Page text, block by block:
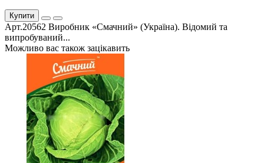
Купити
Арт.20562 Виробник «Смачний» (Україна). Відомий та
випробуваний...
Можливо вас також зацікавить